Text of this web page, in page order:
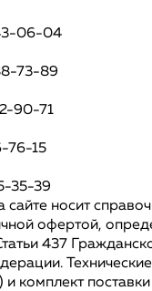
06-04
73-89
90-71
76-15
35-39
носит
офертой,
437
комплект